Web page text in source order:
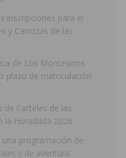
inscripciones para el
y Carrozas de las
de Los Montesinos
plazo de matriculación
de Carteles de las
la Horadada 2026
programación de
y de aventura